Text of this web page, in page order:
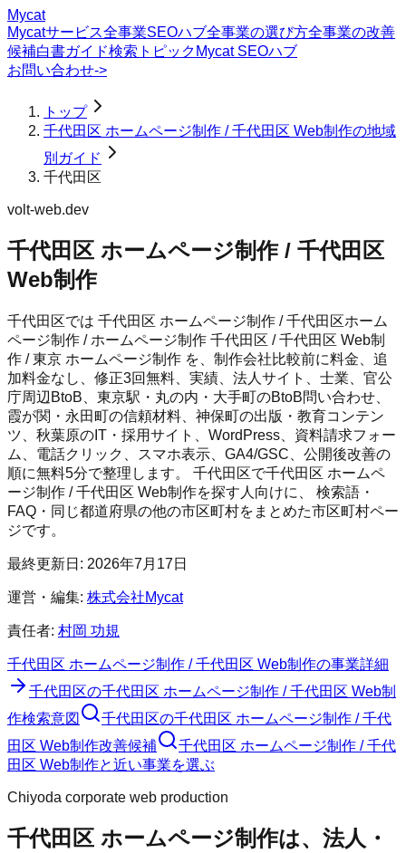
Mycat
Mycatサービス全事業SEOハブ全事業の選び方全事業の改善
候補白書ガイド検索トピック Mycat SEOハブ
お問い合わせ->
トップ
千代田区 ホームページ制作 / 千代田区 Web制作の地域
別ガイド
千代田区
volt-web.dev
千代田区 ホームページ制作 / 千代田区
Web制作
千代田区では 千代田区 ホームページ制作 / 千代田区ホーム
ページ制作 / ホームページ制作 千代田区 / 千代田区 Web制
作 / 東京 ホームページ制作 を、制作会社比較前に料金、追
加料金なし、修正3回無料、実績、法人サイト、士業、官公
庁周辺BtoB、東京駅・丸の内・大手町のBtoB問い合わせ、
霞が関・永田町の信頼材料、神保町の出版・教育コンテン
ツ、秋葉原のIT・採用サイト、WordPress、資料請求フォー
ム、電話クリック、スマホ表示、GA4/GSC、公開後改善の
順に無料5分で整理します。 千代田区で千代田区 ホームペ
ージ制作 / 千代田区 Web制作を探す人向けに、 検索語・
FAQ・同じ都道府県の他の市区町村をまとめた市区町村ペー
ジです。
最終更新日: 2026年7月17日
運営・編集: 株式会社Mycat
責任者: 村岡 功規
千代田区 ホームページ制作 / 千代田区 Web制作の事業詳細
千代田区の千代田区 ホームページ制作 / 千代田区 Web制
作検索意図 千代田区の千代田区 ホームページ制作 / 千代
田区 Web制作改善候補
千代田区 ホームページ制作 / 千代
田区 Web制作と近い事業を選ぶ
Chiyoda corporate web production
千代田区 ホームページ制作は、法人・